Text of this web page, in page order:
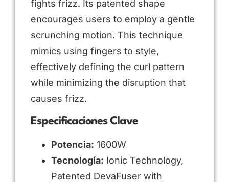
fights frizz. Its patented shape
encourages users to employ a gentle
scrunching motion. This technique
mimics using fingers to style,
effectively defining the curl pattern
while minimizing the disruption that
causes frizz.
Especificaciones Clave
Potencia: 1600W
Tecnología: Ionic Technology,
Patented DevaFuser with